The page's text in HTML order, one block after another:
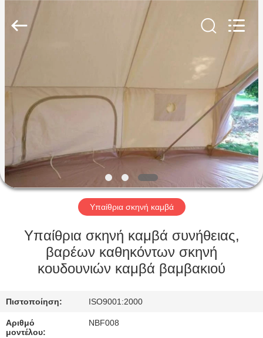
ΣΠΊΤΙ
ΠΡΟΪΌΝΤΑ
ΠΕΡΊΠΟΥ
ΕΜΕΊΣ
ΓΎΡΟΣ
ΕΡΓΟΣΤΑΣΊΩΝ
ΠΟΙΟΤΙΚΌΣ
ΈΛΕΓΧΟΣ
ΜΑΣ
ΕΛΆΤΕ
Management
Services
Reserved.
Υπαίθρια σκηνή καμβά
Υπαίθρια σκηνή καμβά συνήθειας,
βαρέων καθηκόντων σκηνή
κουδουνιών καμβά βαμβακιού
Πιστοποίηση: ISO9001:2000
Αριθμό
μοντέλου:
NBF008